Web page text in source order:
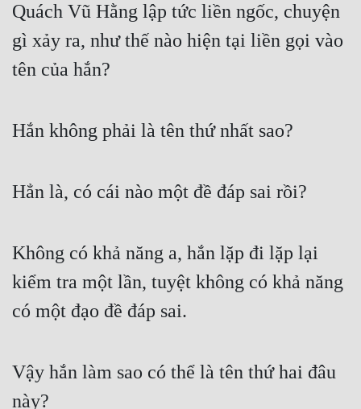
Quách Vũ Hằng lập tức liền ngốc, chuyện
gì xảy ra, như thế nào hiện tại liền gọi vào
tên của hắn?
Hắn không phải là tên thứ nhất sao?
Hẳn là, có cái nào một đề đáp sai rồi?
Không có khả năng a, hắn lặp đi lặp lại
kiểm tra một lần, tuyệt không có khả năng
có một đạo đề đáp sai.
Vậy hắn làm sao có thể là tên thứ hai đâu
này?